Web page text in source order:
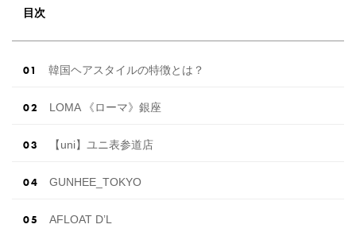
目次
韓国ヘアスタイルの特徴とは？
LOMA 《ローマ》銀座
【uni】ユニ表参道店
GUNHEE_TOKYO
AFLOAT D’L